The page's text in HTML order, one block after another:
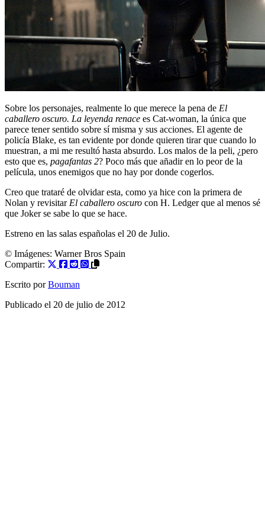
Sobre los personajes, realmente lo que merece la pena de El
caballero oscuro. La leyenda renace es Cat-woman, la única que
parece tener sentido sobre sí misma y sus acciones. El agente de
policía Blake, es tan evidente por donde quieren tirar que cuando lo
muestran, a mi me resultó hasta absurdo. Los malos de la peli, ¿pero
esto que es, pagafantas 2? Poco más que añadir en lo peor de la
película, unos enemigos que no hay por donde cogerlos.
Creo que trataré de olvidar esta, como ya hice con la primera de
Nolan y revisitar El caballero oscuro con H. Ledger que al menos sé
que Joker se sabe lo que se hace.
Estreno en las salas españolas el 20 de Julio.
© Imágenes: Warner Bros Spain
Compartir:
Escrito por Bouman
Publicado el 20 de julio de 2012